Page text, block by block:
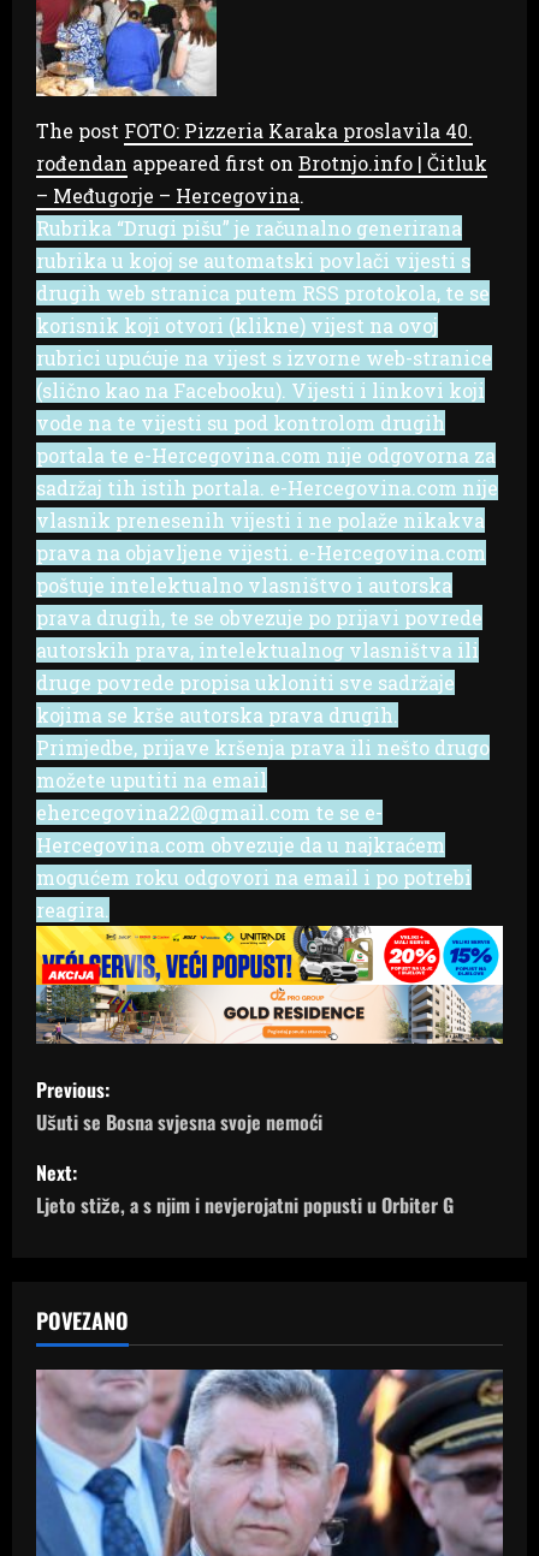
The post FOTO: Pizzeria Karaka proslavila 40.
rođendan appeared first on Brotnjo.info | Čitluk
– Međugorje – Hercegovina.
Rubrika “Drugi pišu” je računalno generirana
rubrika u kojoj se automatski povlači vijesti s
drugih web stranica putem RSS protokola, te se
korisnik koji otvori (klikne) vijest na ovoj
rubrici upućuje na vijest s izvorne web-stranice
(slično kao na Facebooku). Vijesti i linkovi koji
vode na te vijesti su pod kontrolom drugih
portala te e-Hercegovina.com nije odgovorna za
sadržaj tih istih portala. e-Hercegovina.com nije
vlasnik prenesenih vijesti i ne polaže nikakva
prava na objavljene vijesti. e-Hercegovina.com
poštuje intelektualno vlasništvo i autorska
prava drugih, te se obvezuje po prijavi povrede
autorskih prava, intelektualnog vlasništva ili
druge povrede propisa ukloniti sve sadržaje
kojima se krše autorska prava drugih.
Primjedbe, prijave kršenja prava ili nešto drugo
možete uputiti na email
ehercegovina22@gmail.com te se e-
Hercegovina.com obvezuje da u najkraćem
mogućem roku odgovori na email i po potrebi
reagira.
P
o
s
t
a
v
i
g
a
Previous:
Ušuti se Bosna svjesna svoje nemoći
Next:
Ljeto stiže, a s njim i nevjerojatni popusti u Orbiter G
POVEZANO